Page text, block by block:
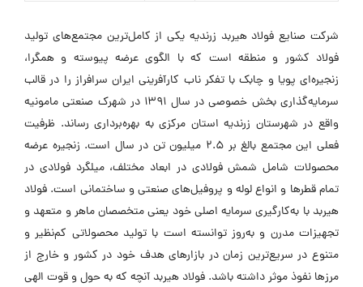
شرکت صنایع فولاد هیربد زرندیه یکی از کامل‌ترین مجتمع‌های تولید
فولاد کشور و منطقه است که با الگوی عرضه پیوسته و همگرا،
زنجیره‌ای پویا و چابک با تفکر ناب کارآفرینی ایران سرافراز را در قالب
سرمایه‌گذاری بخش خصوصی در سال ۱۳۹۱ در شهرک صنعتی مامونیه
واقع در شهرستان زرندیه استان مرکزی به بهره‌برداری رساند. ظرفیت
فعلی این مجتمع بالغ بر ۲.۵ میلیون تن در سال است. زنجیره عرضه
محصولات شامل شمش فولادی در ابعاد مختلف، میلگرد فولادی در
تمام قطرها و انواع لوله و پروفیل‌های صنعتی و ساختمانی است. فولاد
هیربد با به‌کارگیری سرمایه اصلی خود یعنی متخصصان ماهر و متعهد و
تجهیزات مدرن و به‌روز توانسته است با تولید محصولاتی کم‌نظیر و
متنوع در سریع‌ترین زمان در بازارهای هدف خود در کشور و خارج از
مرزها نفوذ موثر داشته باشد. فولاد هیربد آنچه که به حول و قوت الهی